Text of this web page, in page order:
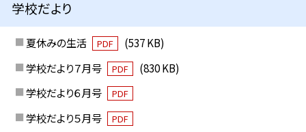
学校だより
夏休みの生活 PDF
(537 KB)
学校だより７月号
PDF
(830 KB)
学校だより６月号
PDF
学校だより５月号 PDF